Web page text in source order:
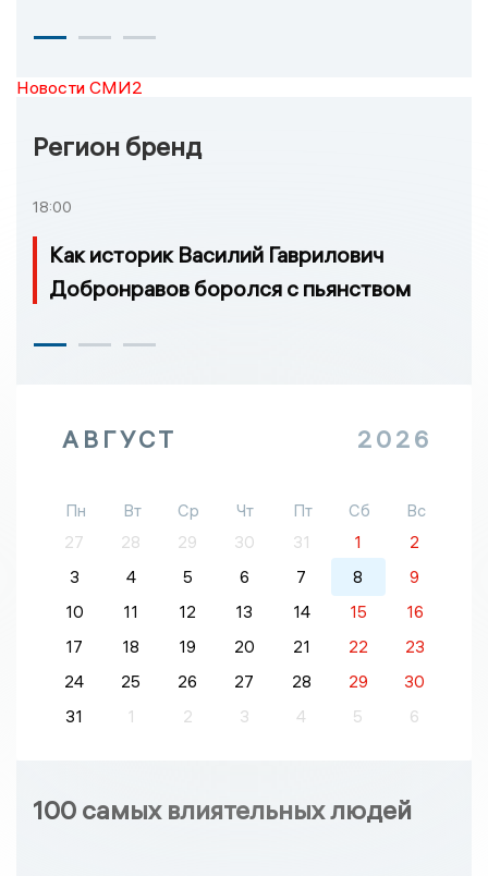
Новости СМИ2
Регион бренд
18:00
Как историк Василий Гаврилович
Добронравов боролся с пьянством
АВГУСТ 2026
Пн Вт Ср Чт Пт Сб
Вс
27
28 29 30 31 1
2
3
4 5 6 7 8
9
10
11 12 13 14 15
16
17
18 19 20 21 22
23
24
25 26 27 28 29
30
31
1 2 3 4 5 6
100 самых влиятельных людей